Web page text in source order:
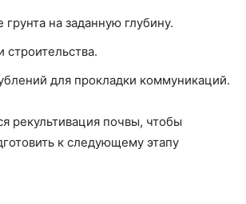
на заданную глубину.
строительства.
для прокладки коммуникаций.
рекультивация почвы, чтобы
к следующему этапу